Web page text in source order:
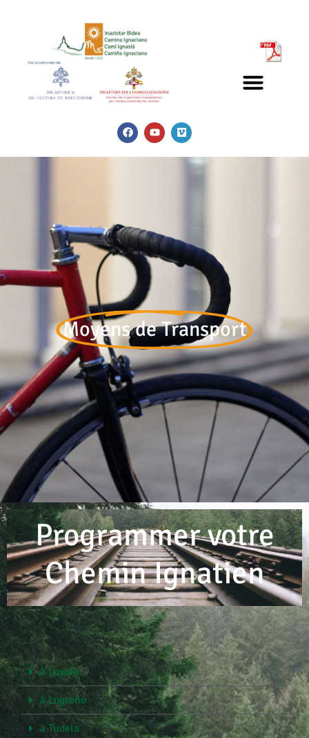
Moyens de Transport
Programmer votre
Chemin Ignatien
à Loyola
à Logroño
à Tudela